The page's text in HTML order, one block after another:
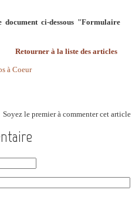
ci-dessous "Formulaire
Retourner à la liste des articles
à Coeur
Soyez le premier à commenter cet article